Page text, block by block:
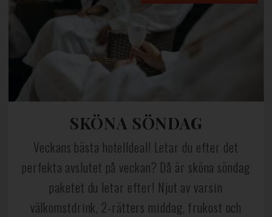
SKÖNA SÖNDAG
Veckans bästa hotelldeal! Letar du efter det
perfekta avslutet på veckan? Då är sköna söndag
paketet du letar efter! Njut av varsin
välkomstdrink, 2-rätters middag, frukost och